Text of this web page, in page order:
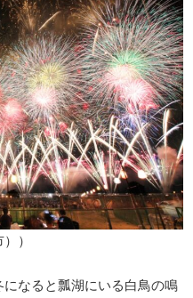
）
なると瓢湖にいる白鳥の鳴